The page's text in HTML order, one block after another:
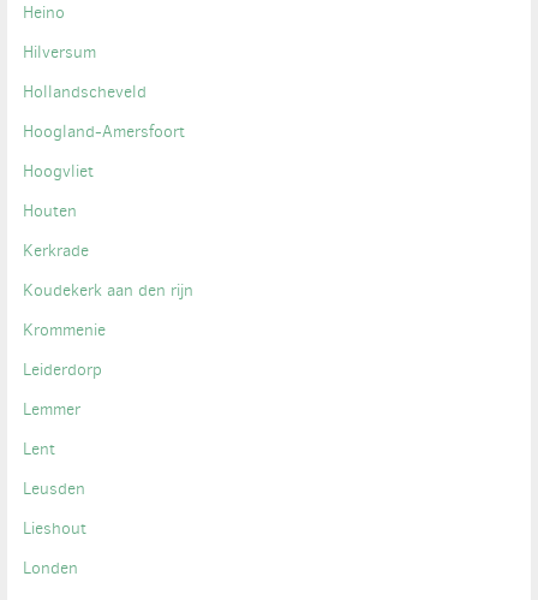
Heino
Hilversum
Hollandscheveld
Hoogland-Amersfoort
Hoogvliet
Houten
Kerkrade
Koudekerk aan den rijn
Krommenie
Leiderdorp
Lemmer
Lent
Leusden
Lieshout
Londen